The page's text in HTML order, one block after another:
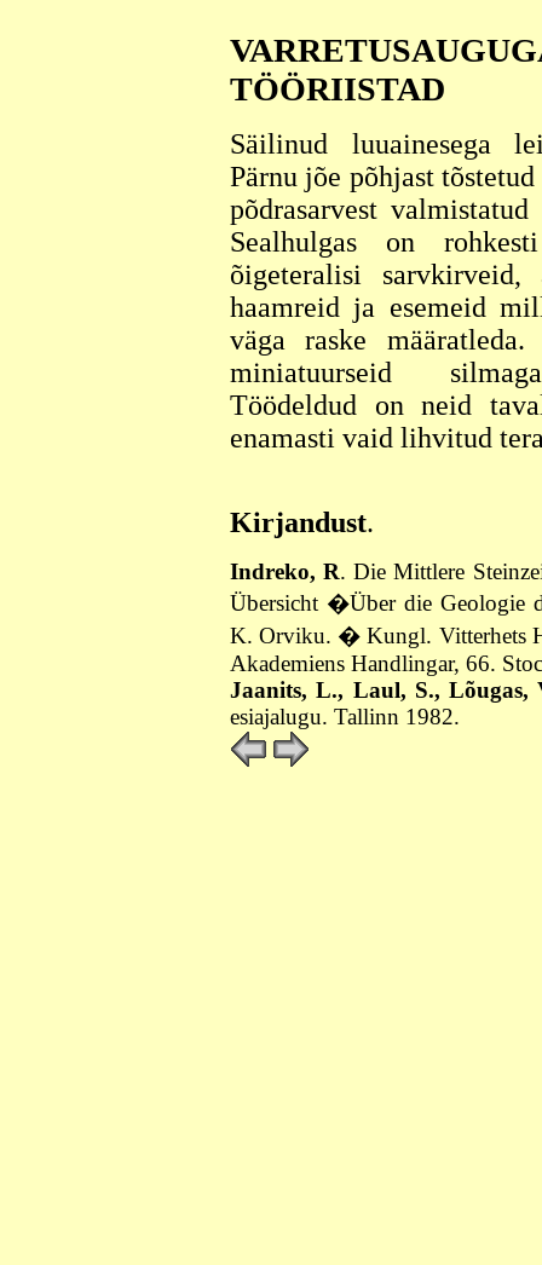
TÖÖRIISTAD
Säilinud luuainesega
Pärnu jõe põhjast
põdrasarvest
Sealhulgas on
õigeteralisi
haamreid ja esemeid
väga raske
miniatuurseid
Töödeldud on neid
enamasti vaid lihvitud
Kirjandust.
Indreko, R. Die Mittlere
Übersicht �Über die Geologie
K. Orviku. � Kungl. Vitterhets
Akademiens Handlingar, 66.
Jaanits, L., Laul, S., Lõugas,
esiajalugu. Tallinn 1982.